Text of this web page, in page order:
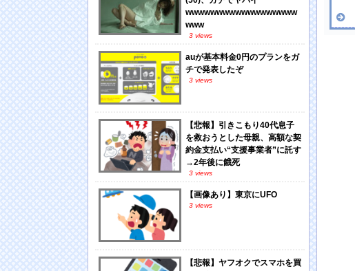
wwwwwwwwwwwwwwwwww
www
3 views
auが基本料金0円のプランをガ
チで発表したぞ
3 views
【悲報】引きこもり40代息子
を救おうとした母親、高額な契
約金支払い“支援事業者”に託す
→2年後に餓死
3 views
【画像あり】東京にUFO
3 views
【悲報】ヤフオクでスマホを買